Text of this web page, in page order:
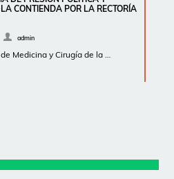
CONTIENDA POR LA RECTORÍA
admin
Medicina y Cirugía de la …